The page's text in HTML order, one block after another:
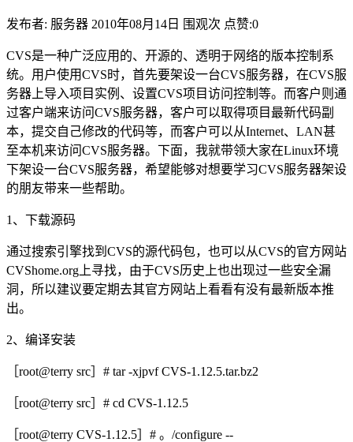
发布者: 服务器 2010年08月14日 围观次 点赞:0
CVS是一种广泛应用的、开源的、透明于网络的版本控制系
统。用户使用CVS时，首先要架设一台CVS服务器，在CVS服
务器上导入项目实例、设置CVS项目访问控制等。而客户则通
过客户端来访问CVS服务器，客户可以取得项目最新代码副
本，提交自己修改的代码等，而客户可以从Internet、LAN甚
至本机来访问CVS服务器。下面，我就带领大家在Linux环境
下架设一台CVS服务器，希望能够对想要学习CVS服务器架设
的朋友带来一些帮助。
1、下载源码
通过搜索引擎找到CVS的源代码包，也可以从CVS的官方网站
CVShome.org上寻找，由于CVS历史上也出现过一些安全漏
洞，所以建议要定期去其官方网站上看看有没有最新版本推
出。
2、编译安装
［root@terry src］# tar -xjpvf CVS-1.12.5.tar.bz2
［root@terry src］# cd CVS-1.12.5
［root@terry CVS-1.12.5］# 。/configure --